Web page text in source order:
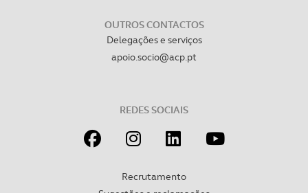
OUTROS CONTACTOS
Delegações e serviços
apoio.socio@acp.pt
REDES SOCIAIS
Recrutamento